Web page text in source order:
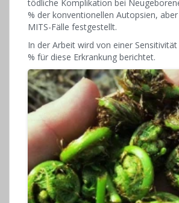
tödliche Komplikation bei
% der konventionellen Autopsien,
MITS-Fälle festgestellt.
In der Arbeit wird von einer
% für diese Erkrankung berichtet.